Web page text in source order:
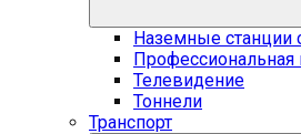
Наземные станции
Профессиональная
Телевидение
Тоннели
Транспорт